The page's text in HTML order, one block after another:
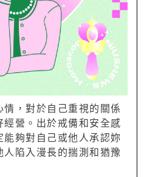
，對於自己重視的關係
營。出於戒備和安全感
能夠對自己或他人承認妳
陷入漫長的揣測和猶豫